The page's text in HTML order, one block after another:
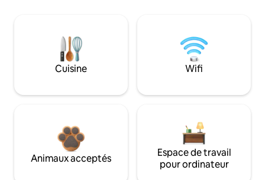
Cuisine Wifi
Animaux acceptés
Espace de travail
pour ordinateur